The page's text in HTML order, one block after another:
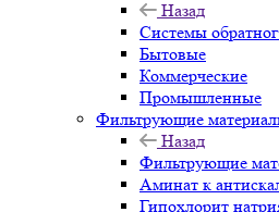
Назад
Системы
Бытовые
Коммерческие
Промышленные
Фильтрующие
Назад
Фильтрующие
Аминат к
Гипохлорит